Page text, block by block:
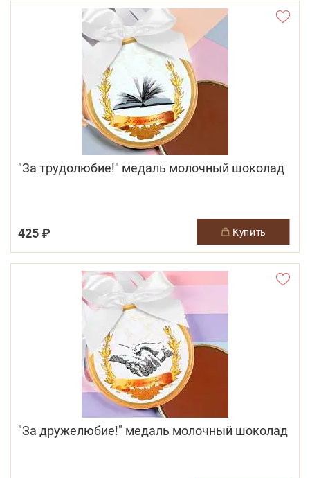
"За трудолюбие!" медаль молочный шоколад
425 ₽ купить
"За дружелюбие!" медаль молочный шоколад